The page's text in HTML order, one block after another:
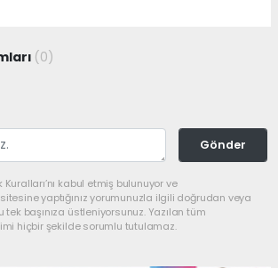
(0)
Gönder
kabul etmiş bulunuyor ve
yaptığınız yorumunuzla ilgili doğrudan veya
başınıza üstleniyorsunuz. Yazılan tüm
hiçbir şekilde sorumlu tutulamaz.